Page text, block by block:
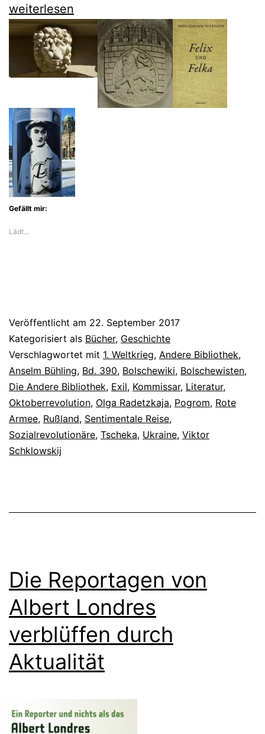
Viktor
Schklowskij
schildert
der
Oktoberrevolution
weiterlesen
Gefällt mir:
Lädt…
Veröffentlicht am 22. September 2017
Kategorisiert als Bücher, Geschichte
Verschlagwortet mit 1. Weltkrieg, Andere Bibliothek,
Anselm Bühling, Bd. 390, Bolschewiki, Bolschewisten,
Die Andere Bibliothek, Exil, Kommissar, Literatur,
Oktoberrevolution, Olga Radetzkaja, Pogrom, Rote
Armee, Rußland, Sentimentale Reise,
Sozialrevolutionäre, Tscheka, Ukraine, Viktor
Schklowskij
Die Reportagen von
Albert Londres
verblüffen durch
Aktualität